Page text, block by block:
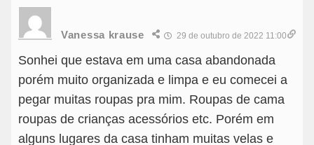
Vanessa krause 29 de outubro de 2022 11:00
Sonhei que estava em uma casa abandonada
porém muito organizada e limpa e eu comecei a
pegar muitas roupas pra mim. Roupas de cama
roupas de crianças acessórios etc. Porém em
alguns lugares da casa tinham muitas velas e